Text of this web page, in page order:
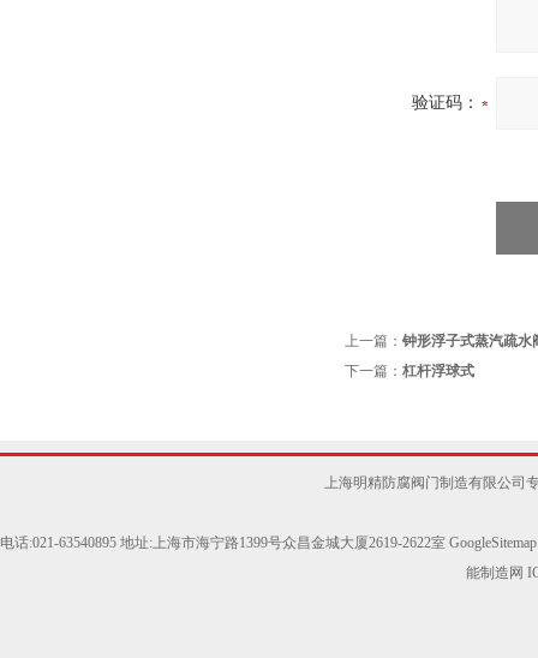
验证码：
上一篇： 钟形浮子式蒸汽疏水
下一篇： 杠杆浮球式
上海明精防腐阀门制造有限公司
电话:021-63540895 地址:上海市海宁路1399号众昌金城大厦2619-2622室 GoogleSitemap
能制造网